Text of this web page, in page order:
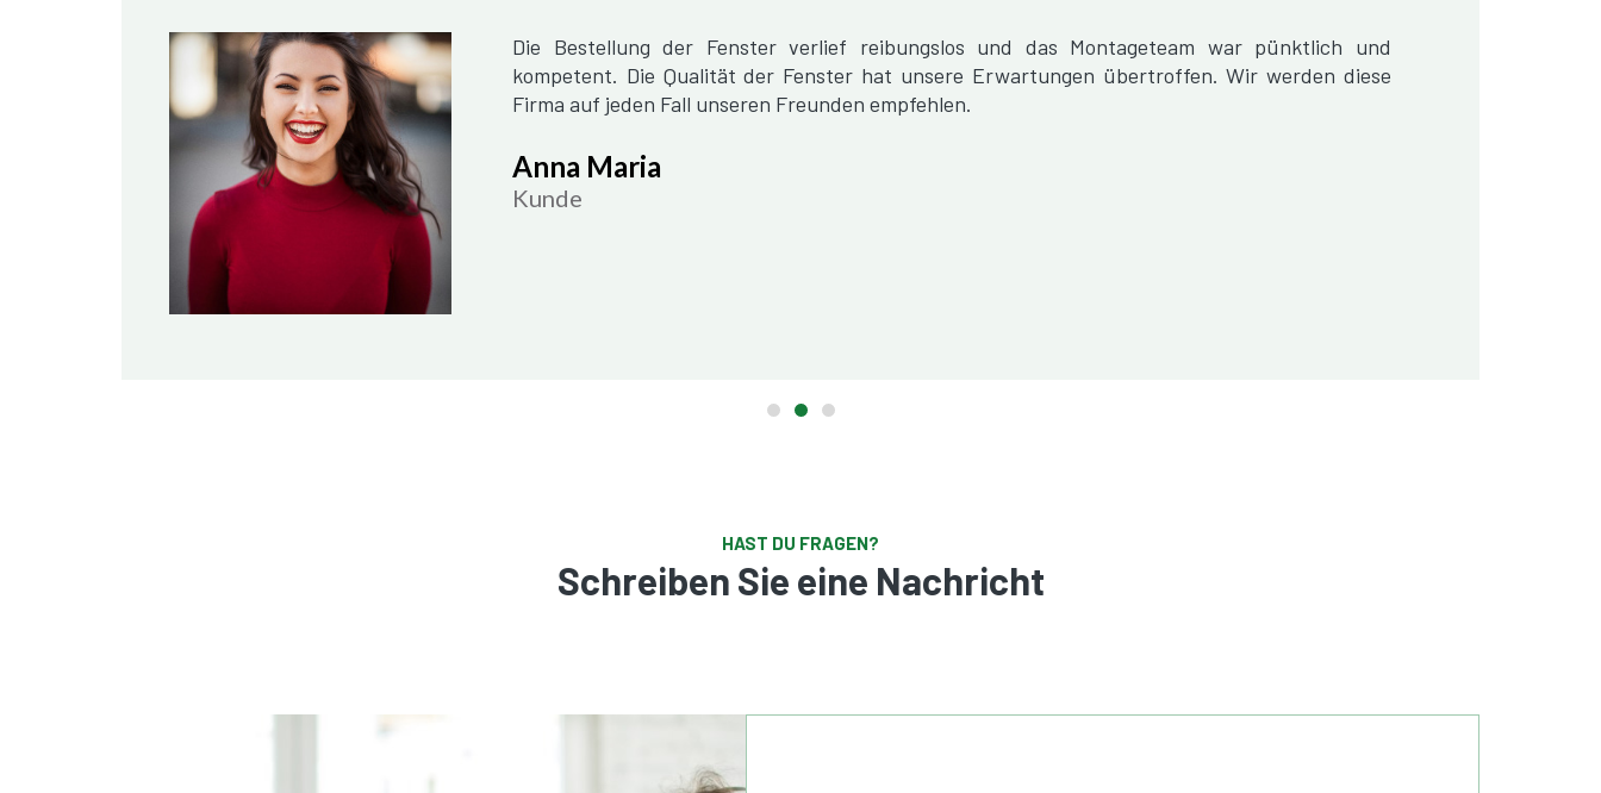
Die Bestellung der Fenster verlief reibungslos und das Montageteam war pünktlich und
kompetent. Die Qualität der Fenster hat unsere Erwartungen übertroffen. Wir werden diese
Firma auf jeden Fall unseren Freunden empfehlen.
Anna Maria
Kunde
HAST DU FRAGEN?
Schreiben Sie eine Nachricht